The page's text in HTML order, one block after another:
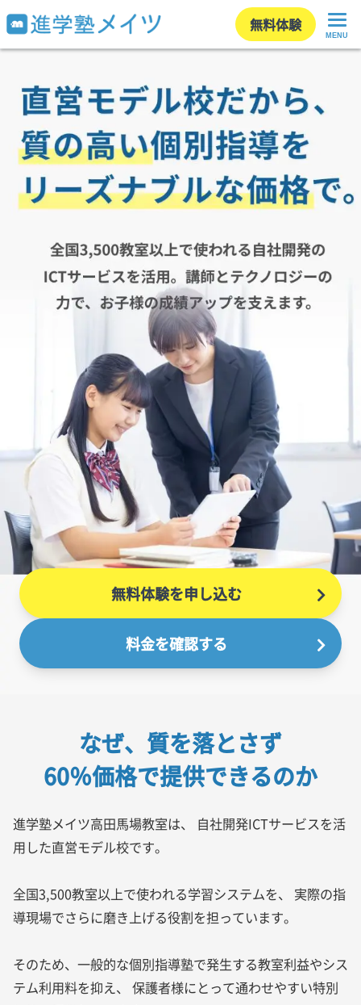
無料体験
MENU
無料体験を申し込む
料金を確認する
なぜ、質を落とさず
60％価格で提供できるのか
進学塾メイツ高田馬場教室は、
自社開発ICTサービスを活
用した直営モデル校です。
全国3,500教室以上で使われる学習システムを、
実際の指
導現場でさらに磨き上げる役割を担っています。
そのため、一般的な個別指導塾で発生する教室利益やシス
テム利用料を抑え、
保護者様にとって通わせやすい特別